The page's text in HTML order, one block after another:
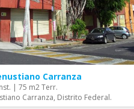
Carranza
| 75 m2 Terr.
Carranza, Distrito Federal.